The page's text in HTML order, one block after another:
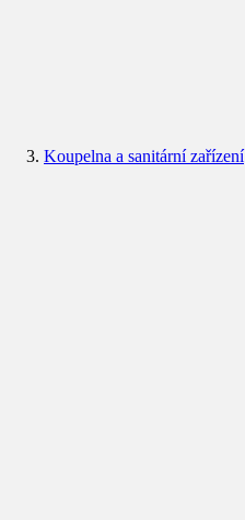
Koupelna a sanitární zařízení